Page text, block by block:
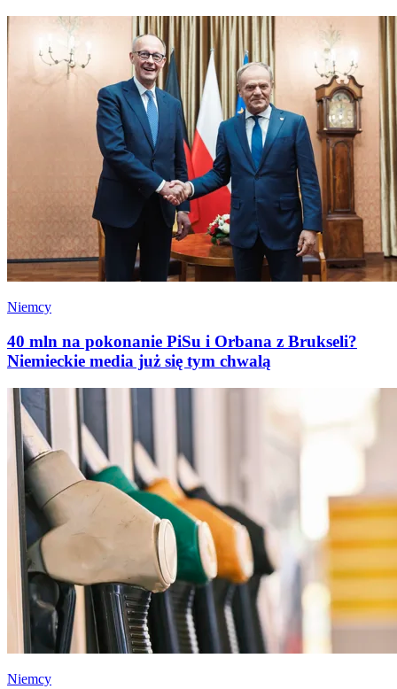
Niemcy
40 mln na pokonanie PiSu i Orbana z Brukseli?
Niemieckie media już się tym chwalą
Niemcy